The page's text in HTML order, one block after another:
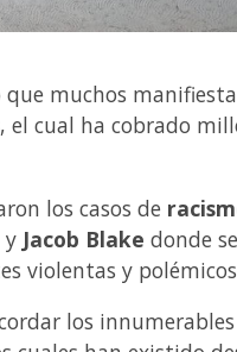
muchos
, el cual ha cobrado
los casos de
y Jacob Blake donde
violentas y polémicos
los innumerables